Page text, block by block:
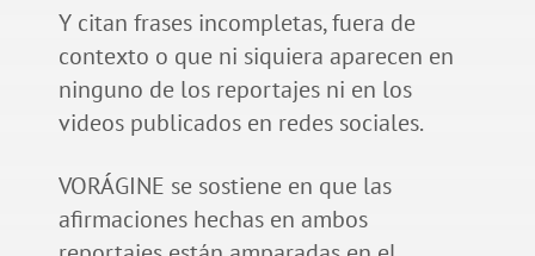
Y citan frases incompletas, fuera de
contexto o que ni siquiera aparecen en
ninguno de los reportajes ni en los
videos publicados en redes sociales.
VORÁGINE se sostiene en que las
afirmaciones hechas en ambos